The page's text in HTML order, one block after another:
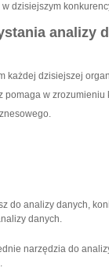
dzisiejszym
analizy
każdej dzisiejszej
w
do analizy danych,
danych.
narzędzia do